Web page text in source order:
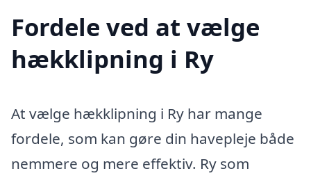
Fordele ved at vælge
hækklipning i Ry
At vælge hækklipning i Ry har mange
fordele, som kan gøre din havepleje både
nemmere og mere effektiv. Ry som